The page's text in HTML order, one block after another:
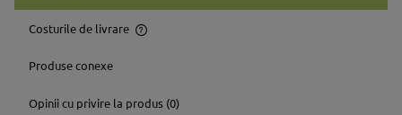
Costurile de livrare
Prețul nu include eventualele costuri aferente plăților
Produse conexe
Opinii cu privire la produs (0)